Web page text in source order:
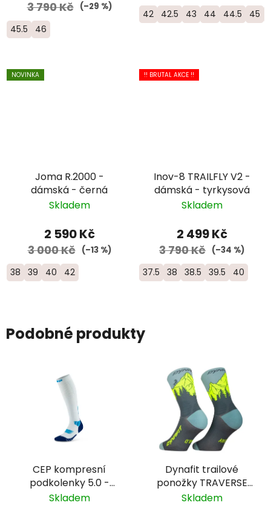
3 790 Kč (–29 %)
45.5 46
42 42.5 43 44 44.5 45
NOVINKA
Joma R.2000 -
dámská - černá
Skladem
2 590 Kč
3 000 Kč (–13 %)
38 39 40 42
!! BRUTAL AKCE !!
Inov-8 TRAILFLY V2 -
dámská - tyrkysová
Skladem
2 499 Kč
3 790 Kč (–34 %)
37.5 38 38.5 39.5 40
Podobné produkty
CEP kompresní
podkolenky 5.0 -
dámské - modrá
Skladem
Dynafit trailové
ponožky TRAVERSE
CREW - zelená/žlutá
Skladem